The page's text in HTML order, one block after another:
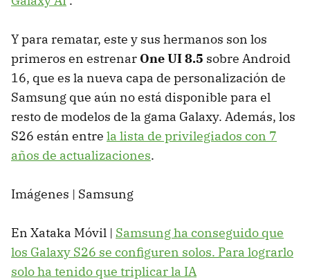
Y para rematar, este y sus hermanos son los
primeros en estrenar One UI 8.5 sobre Android
16, que es la nueva capa de personalización de
Samsung que aún no está disponible para el
resto de modelos de la gama Galaxy. Además, los
S26 están entre la lista de privilegiados con 7
años de actualizaciones.
Imágenes | Samsung
En Xataka Móvil | Samsung ha conseguido que
los Galaxy S26 se configuren solos. Para lograrlo
solo ha tenido que triplicar la IA